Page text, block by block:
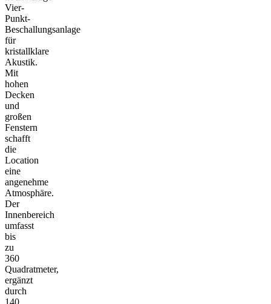
Vier-
Punkt-
Beschallungsanlage
für
kristallklare
Akustik.
Mit
hohen
Decken
und
großen
Fenstern
schafft
die
Location
eine
angenehme
Atmosphäre.
Der
Innenbereich
umfasst
bis
zu
360
Quadratmeter,
ergänzt
durch